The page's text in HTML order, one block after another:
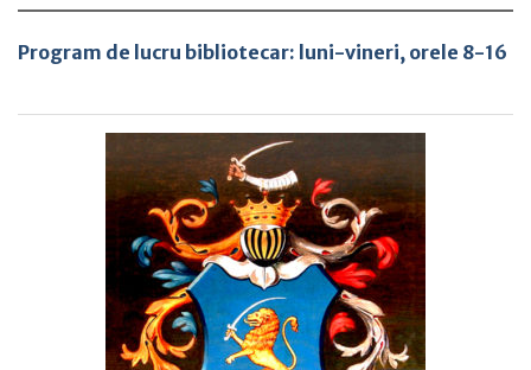
Program de lucru bibliotecar: luni-vineri, orele 8-16